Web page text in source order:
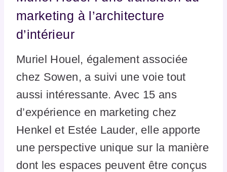
marketing à l’architecture
d’intérieur
Muriel Houel, également associée
chez Sowen, a suivi une voie tout
aussi intéressante. Avec 15 ans
d’expérience en marketing chez
Henkel et Estée Lauder, elle apporte
une perspective unique sur la manière
dont les espaces peuvent être conçus